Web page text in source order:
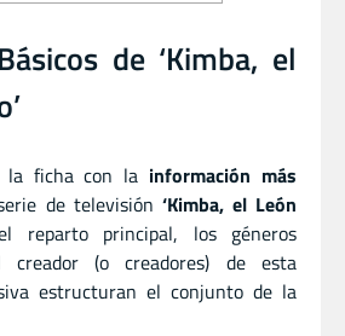
de ‘Kimba, el
la ficha con la información más
de televisión ‘Kimba, el León
reparto principal, los géneros
(o creadores) de esta
estructuran el conjunto de la